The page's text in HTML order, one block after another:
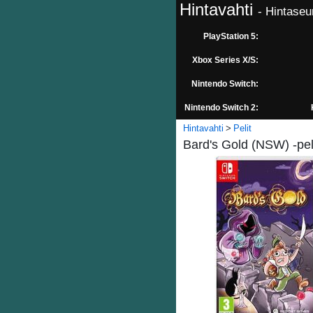
Hintavahti -
PlayStation 5:
Xbox Series X/S:
Nintendo Switch:
Nintendo Switch 2:
Hintavahti Pelit
Bard's Gold (NSW) -